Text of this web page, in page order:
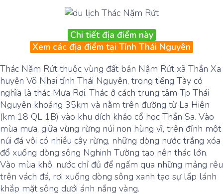
Chi tiết địa điểm này
Xem các địa điểm tại Tỉnh Thái Nguyên
Thác Nặm Rứt thuộc vùng đất bản Nậm Rứt xã Thần Xa
huyện Võ Nhai tỉnh Thái Nguyên, trong tiếng Tày có
nghĩa là thác Mưa Rơi. Thác ở cách trung tâm Tp Thái
Nguyên khoảng 35km và nằm trên đường từ La Hiên
(km 18 QL 1B) vào khu dích khảo cổ học Thần Sa. Vào
mùa mưa, giữa vùng rừng núi non hùng vĩ, trên đỉnh một
núi đá vôi có nhiều cây rừng, những dòng nước trắng xóa
đổ xuống dòng sông Nghinh Tường tạo nên thác lớn.
Vào mùa khô, nước chỉ đủ để ngấm qua những mảng rêu
trên vách đá, rơi xuống dòng sông xanh tạo sự lấp lánh
khắp mặt sông dưới ánh nắng vàng.